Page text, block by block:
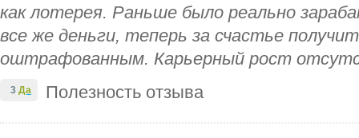
как лотерея. Раньше было реально
все же деньги, теперь за счастье
оштрафованным. Карьерный рост
Полезность отзыва
3 Да